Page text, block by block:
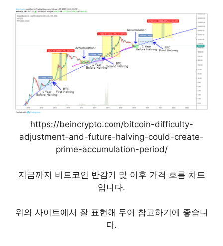
https://beincrypto.com/bitcoin-difficulty-
adjustment-and-future-halving-could-create-
prime-accumulation-period/
지금까지 비트코인 반감기 및 이후 가격 흐름 차트
입니다.
위의 사이트에서 잘 표현해 두어 참고하기에 좋습니
다.